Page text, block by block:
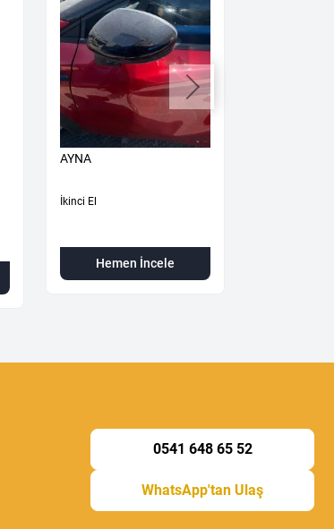
AYNA
İkinci El
Hemen İncele
0541 648 65 52
WhatsApp'tan Ulaş